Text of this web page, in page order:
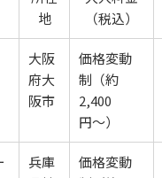
地
（税込）
大阪
府大
阪市
価格変動
制（約
2,400
円〜）
兵庫
価格変動